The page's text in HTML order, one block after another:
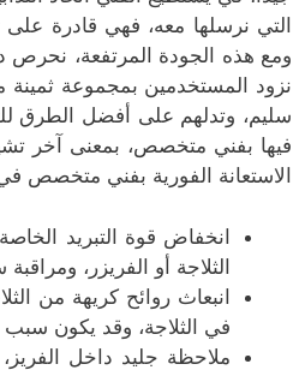
التي نرسلها معه، فهي قادرة على
ومع هذه الجودة المرتفعة، نحرص
نزود المستخدمين بمجموعة ثمينة
سليم، وتدلهم على أفضل الطرق
فيها بفني متخصص، بمعنى آخر
الاستعانة الفورية بفني متخصص
انخفاض قوة التبريد
الثلاجة أو الفريزر،
انبعاث روائح كريهة من
في الثلاجة، وقد يكون سبب
ملاحظة جليد داخل